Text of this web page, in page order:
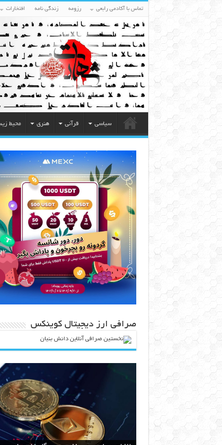
تماس با آکادمی رابعی رزومه زندگی نامه افتخارات
سیاسی قرآنی هنری محیط
صرافی ارز دیجیتال کوینکس